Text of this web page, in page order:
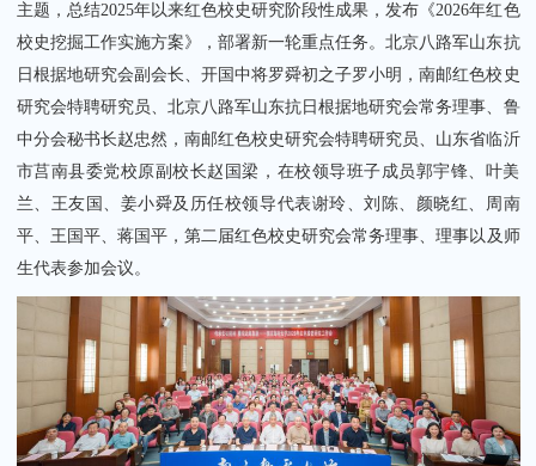
关闭
主题，总结2025年以来红色校史研究阶段性成果，发布《2026年红色
校史挖掘工作实施方案》，部署新一轮重点任务。北京八路军山东抗
日根据地研究会副会长、开国中将罗舜初之子罗小明，南邮红色校史
研究会特聘研究员、北京八路军山东抗日根据地研究会常务理事、鲁
中分会秘书长赵忠然，南邮红色校史研究会特聘研究员、山东省临沂
市莒南县委党校原副校长赵国梁，在校领导班子成员郭宇锋、叶美
兰、王友国、姜小舜及历任校领导代表谢玲、刘陈、颜晓红、周南
平、 王国平、 蒋国平，第二届红色校史研究会常务理事、理事以及师
生代表参加会议。